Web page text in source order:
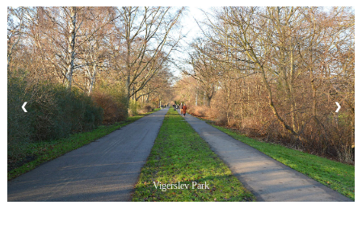
Vigerslev Park
❮ ❯